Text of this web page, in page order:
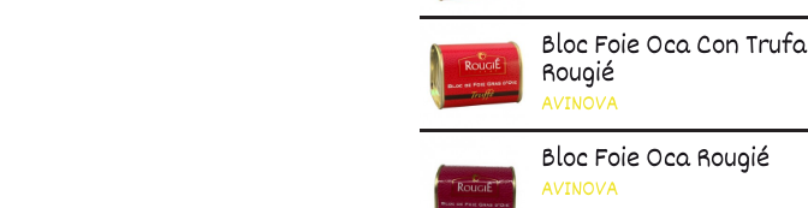
Bloc Foie Oca Con Trufa
Rougié
AVINOVA
Bloc Foie Oca Rougié
AVINOVA